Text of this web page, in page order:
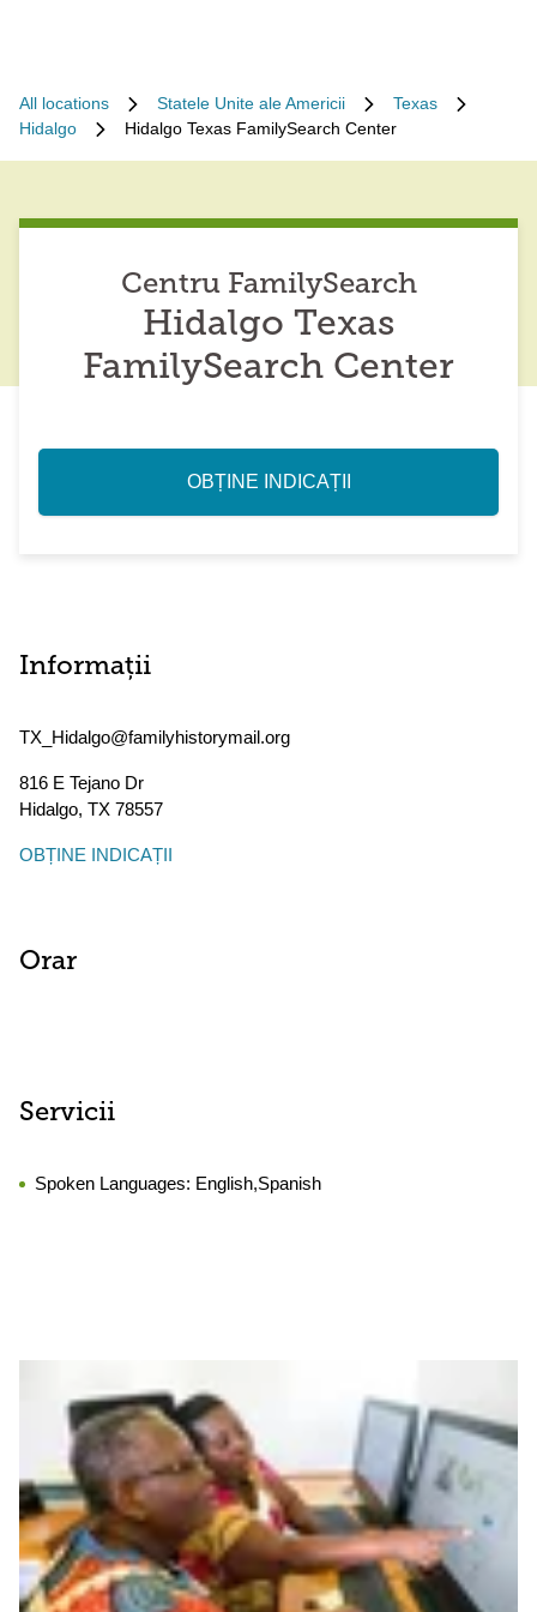
All locations Statele Unite ale Americii
Texas
Hidalgo
Hidalgo Texas FamilySearch Center
Centru FamilySearch
Hidalgo Texas
FamilySearch Center
OBȚINE INDICAȚII
Informații
TX_Hidalgo@familyhistorymail.org
816 E Tejano Dr
Hidalgo, TX 78557
OBȚINE INDICAȚII
Orar
Servicii
Spoken Languages: English,Spanish